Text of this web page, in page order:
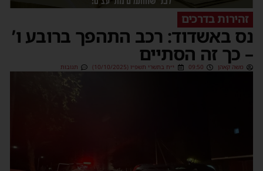
זהירות בדרכים
נס באשדוד: רכב התהפך ברובע ו’
– כך זה הסתיים
משה קאהן 09:50 י״ח בתשרי תשפ״ו (10/10/2025) תגובות